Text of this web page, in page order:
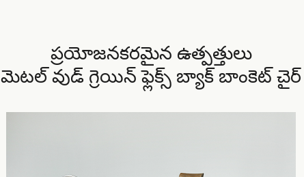
ప్రయోజనకరమైన ఉత్పత్తులు
మెటల్ వుడ్ గ్రెయిన్ ఫ్లెక్స్ బ్యాక్ బాంకెట్ చైర్